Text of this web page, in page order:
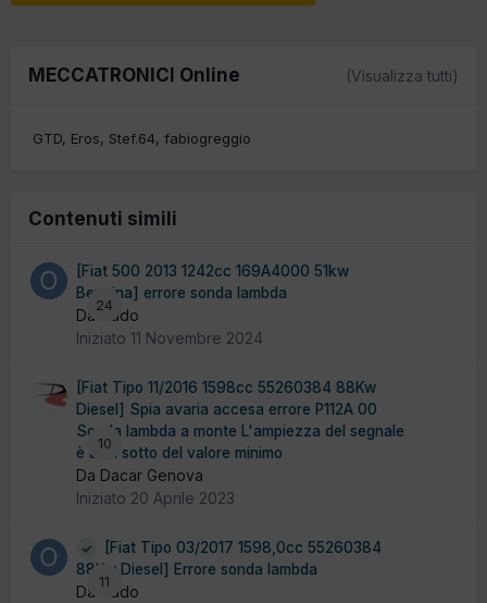
MECCATRONICI Online (Visualizza tutti)
GTD Eros Stef.64 fabiogreggio
Contenuti simili
24
[Fiat 500 2013 1242cc 169A4000 51kw
Benzina] errore sonda lambda
Da oddo
Iniziato 11 Novembre 2024
10
[Fiat Tipo 11/2016 1598cc 55260384 88Kw
Diesel] Spia avaria accesa errore P112A 00
Sonda lambda a monte L'ampiezza del segnale
è al di sotto del valore minimo
Da Dacar Genova
Iniziato 20 Aprile 2023
11
[Fiat Tipo 03/2017 1598,0cc 55260384
88Kw Diesel] Errore sonda lambda
Da oddo